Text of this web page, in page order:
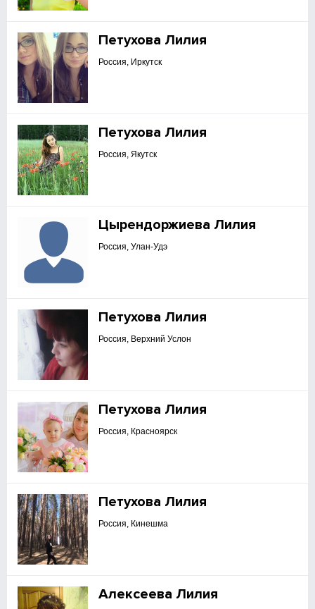
Петухова Лилия
Россия, Иркутск
Петухова Лилия
Россия, Якутск
Цырендоржиева Лилия
Россия, Улан-Удэ
Петухова Лилия
Россия, Верхний Услон
Петухова Лилия
Россия, Красноярск
Петухова Лилия
Россия, Кинешма
Алексеева Лилия